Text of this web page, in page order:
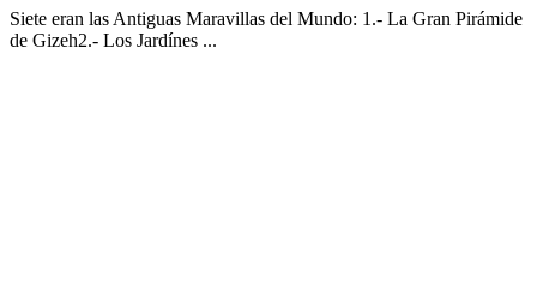
Siete eran las Antiguas Maravillas del Mundo: 1.- La Gran Pirámide
de Gizeh2.- Los Jardínes ...